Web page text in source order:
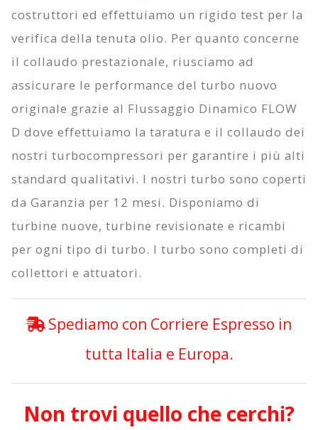
costruttori ed effettuiamo un rigido test per la
verifica della tenuta olio. Per quanto concerne
il collaudo prestazionale, riusciamo ad
assicurare le performance del turbo nuovo
originale grazie al Flussaggio Dinamico FLOW
D dove effettuiamo la taratura e il collaudo dei
nostri turbocompressori per garantire i più alti
standard qualitativi. I nostri turbo sono coperti
da Garanzia per 12 mesi. Disponiamo di
turbine nuove, turbine revisionate e ricambi
per ogni tipo di turbo. I turbo sono completi di
collettori e attuatori.
Spediamo con Corriere Espresso in
tutta Italia e Europa.
Non trovi quello che cerchi?